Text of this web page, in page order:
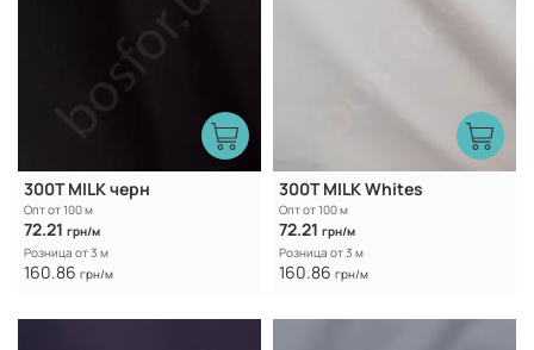
300T MILK черн
Опт от 100 м
72.21 грн/м
Розница от 3 м
160.86 грн/м
300T MILK Whites
Опт от 100 м
72.21 грн/м
Розница от 3 м
160.86 грн/м